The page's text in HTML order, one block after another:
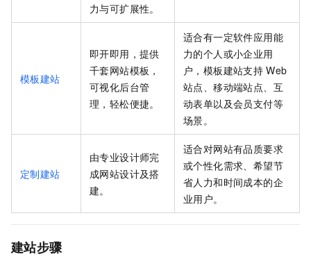
力与可扩展性。
模板建站
即开即用，提供
千套网站模板，
可视化后台管
理，轻松便捷。
适合有一定软件应用能
力的个人或小企业用
户，模板建站支持 Web
站点、移动端站点、互
动表单以及会员支付等
场景。
定制建站
由专业设计师完
成网站设计及搭
建。
适合对网站有品质要求
或个性化需求、希望节
省人力和时间成本的企
业用户。
建站步骤